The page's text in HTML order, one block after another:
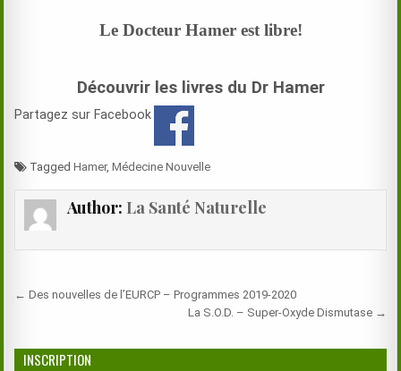
Le Docteur Hamer est libre!
Découvrir les livres du Dr Hamer
Partagez sur Facebook
TaggedHamer,Médecine Nouvelle
Author: La Santé Naturelle
Navigation
l’article
← Des nouvelles de l’EURCP – Programmes 2019-2020
La S.O.D. – Super-Oxyde Dismutase →
INSCRIPTION